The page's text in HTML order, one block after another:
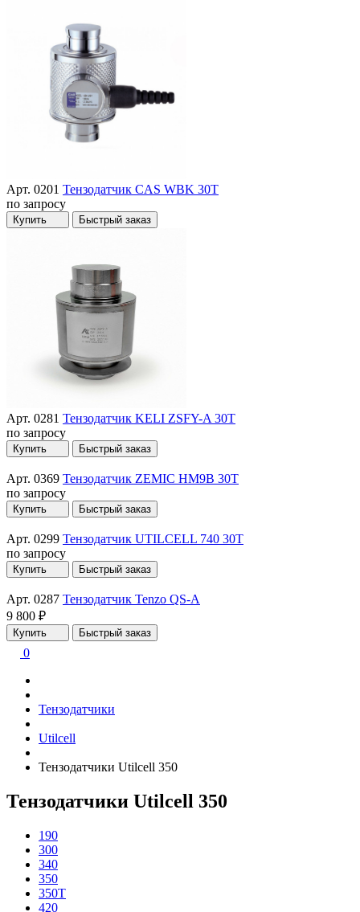
Арт. 0201 Тензодатчик CAS WBK 30T
по запросу
Купить Быстрый заказ
Арт. 0281 Тензодатчик KELI ZSFY-A 30T
по запросу
Купить Быстрый заказ
Арт. 0369 Тензодатчик ZEMIC HM9B 30T
по запросу
Купить Быстрый заказ
Арт. 0299 Тензодатчик UTILCELL 740 30T
по запросу
Купить Быстрый заказ
Арт. 0287 Тензодатчик Tenzo QS-A
9 800 ₽
Купить Быстрый заказ
0
Тензодатчики
Utilcell
Тензодатчики Utilcell 350
Тензодатчики Utilcell 350
190
300
340
350
350T
420